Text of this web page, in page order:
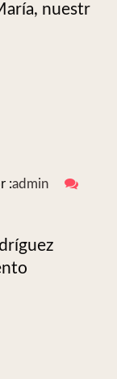
nuestr
:admin